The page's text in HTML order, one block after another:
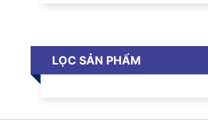
LỌC SẢN PHẨM